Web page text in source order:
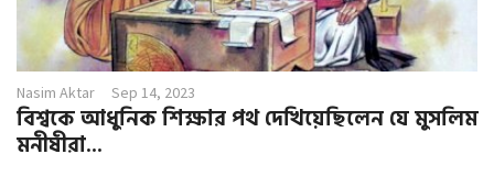
Nasim Aktar Sep 14, 2023
বিশ্বকে আধুনিক শিক্ষার পথ দেখিয়েছিলেন যে মুসলিম
মনীষীরা...